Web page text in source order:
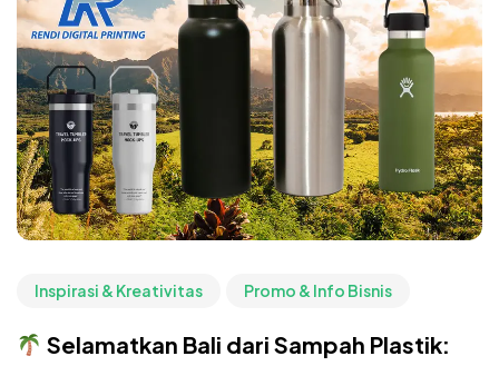
Inspirasi & Kreativitas Promo & Info Bisnis
Selamatkan Bali dari Sampah Plastik: